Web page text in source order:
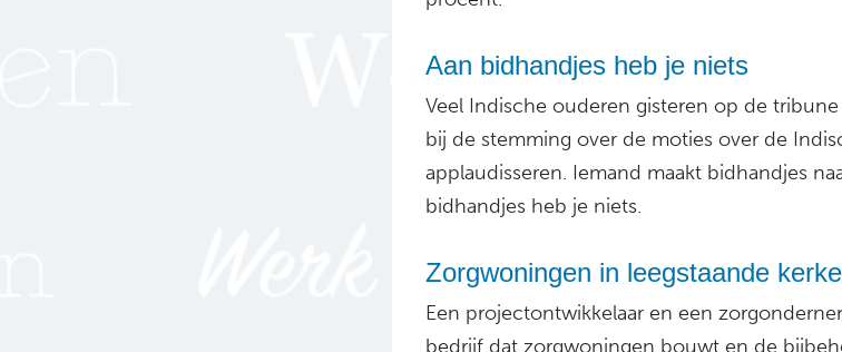
Aan bidhandjes heb je niets
Veel Indische ouderen gisteren op de
bij de stemming over de moties over de
applaudisseren. Iemand maakt bidhandjes
bidhandjes heb je niets.
Zorgwoningen in leegstaande
Een projectontwikkelaar en een
bedrijf dat zorgwoningen bouwt en de